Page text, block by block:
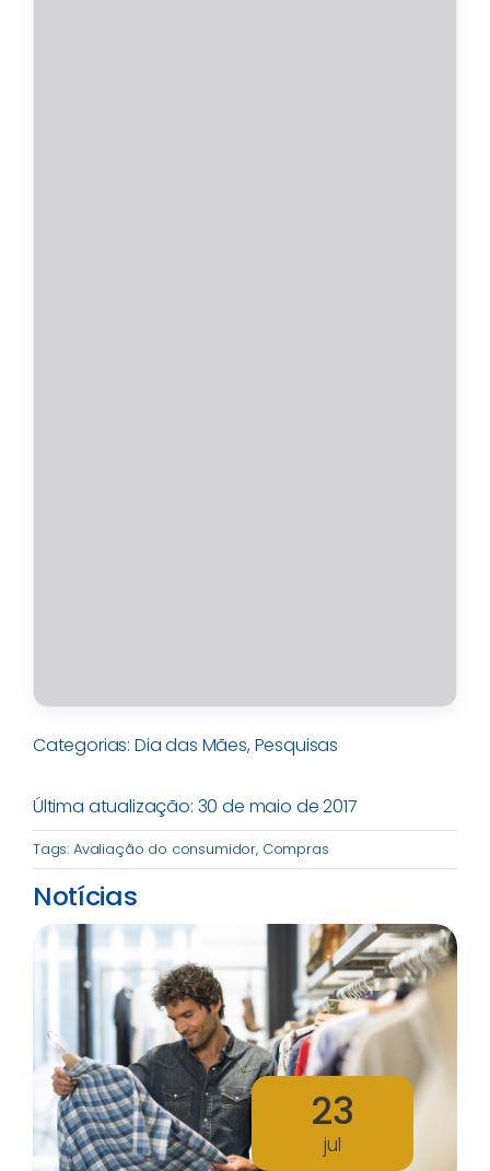
Categorias: Dia das Mães,Pesquisas
Última atualização: 30 de maio de 2017
Tags: Avaliação do consumidor, Compras
Notícias
23
jul